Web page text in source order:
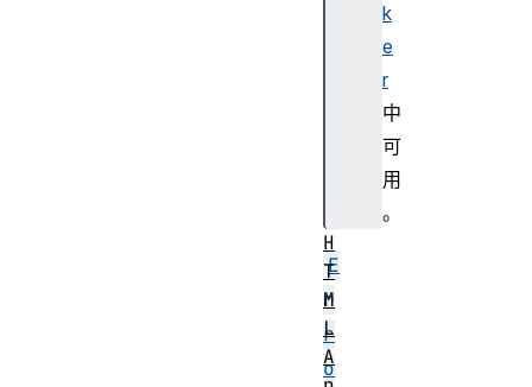
k
e
r
中
可
用
。
E
r
r
o
H
T
M
L
A